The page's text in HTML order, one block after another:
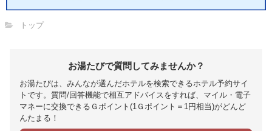
トップ
お湯たびで質問してみませんか？
お湯たびは、みんなが選んだホテルを検索できるホテル予約サイ
トです。質問/回答機能で相互アドバイスをすれば、マイル・電子
マネーに交換できるＧポイント(1Ｇポイント＝1円相当)がどんど
んたまる！